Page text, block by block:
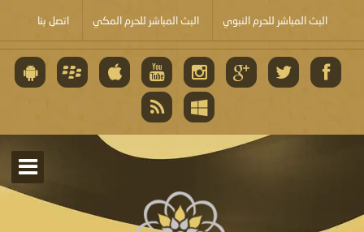
البث المباشر للحرم النبوي البث المباشر للحرم المكي اتصل بنا